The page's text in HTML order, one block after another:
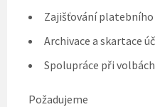
Zajišťování platebního
Archivace a skartace
Spolupráce při
Požadujeme